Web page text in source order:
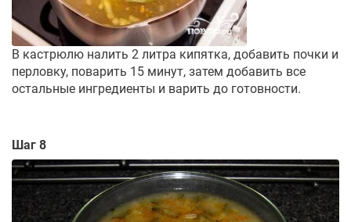
В кастрюлю налить 2 литра кипятка, добавить почки и
перловку, поварить 15 минут, затем добавить все
остальные ингредиенты и варить до готовности.
Шаг 8